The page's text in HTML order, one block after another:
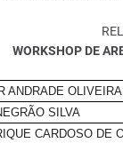
WORKSHOP DE
ANDRADE
SILVA
CARDOSO DE